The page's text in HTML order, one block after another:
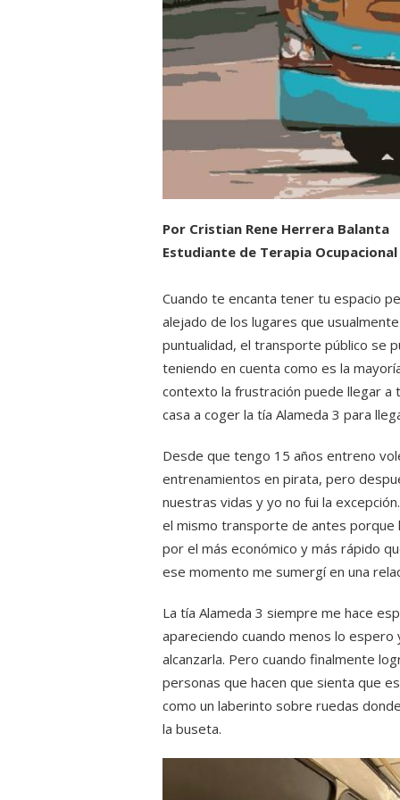
Por Cristian Rene Herrera Balanta
Estudiante de Terapia
Cuando te encanta tener tu espacio
alejado de los lugares que
puntualidad, el transporte público se
teniendo en cuenta como es la
contexto la frustración puede llegar a
casa a coger la tía Alameda 3 para
Desde que tengo 15 años entreno
entrenamientos en pirata, pero
nuestras vidas y yo no fui la
el mismo transporte de antes porque
por el más económico y más rápido
ese momento me sumergí en una
La tía Alameda 3 siempre me hace
apareciendo cuando menos lo
alcanzarla. Pero cuando finalmente
personas que hacen que sienta que
como un laberinto sobre ruedas
la buseta.